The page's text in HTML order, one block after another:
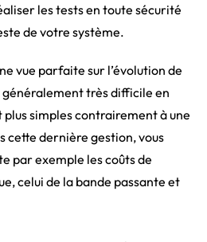
les tests en toute sécurité
de votre système.
vue parfaite sur l’évolution de
généralement très difficile en
simples contrairement à une
cette dernière gestion, vous
par exemple les coûts de
celui de la bande passante et